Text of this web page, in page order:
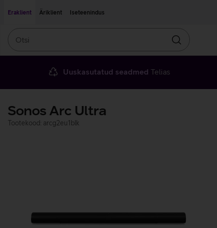
Eraklient
Äriklient Iseteenindus
Otsin
Uuskasutatud seadmed Telias
Sonos Arc Ultra
Tootekood: arcg2eu1blk